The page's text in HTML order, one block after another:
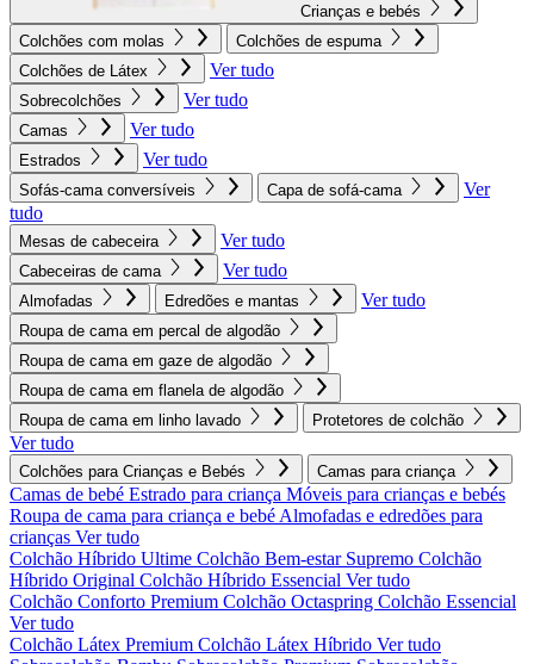
Crianças e bebés
Colchões com molas
Colchões de espuma
Colchões de Látex
Ver tudo
Sobrecolchões Ver tudo
Camas Ver tudo
Estrados Ver tudo
Sofás-cama conversíveis Capa de sofá-cama
Ver
tudo
Mesas de cabeceira Ver tudo
Cabeceiras de cama Ver tudo
Almofadas Edredões e mantas Ver tudo
Roupa de cama em percal de algodão
Roupa de cama em gaze de algodão
Roupa de cama em flanela de algodão
Roupa de cama em linho lavado
Protetores de colchão
Ver tudo
Colchões para Crianças e Bebés Camas para criança
Camas de bebé Estrado para criança Móveis para crianças e bebés
Roupa de cama para criança e bebé Almofadas e edredões para
crianças Ver tudo
Colchão Híbrido Ultime Colchão Bem-estar Supremo Colchão
Híbrido Original Colchão Híbrido Essencial Ver tudo
Colchão Conforto Premium Colchão Octaspring Colchão Essencial
Ver tudo
Colchão Látex Premium Colchão Látex Híbrido Ver tudo